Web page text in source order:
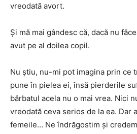
vreodată avort.
Și mă mai gândesc că, dacă nu
avut pe al doilea copil.
Nu ştiu, nu-mi pot imagina prin ce
pune în pielea ei, însă pierderile
bărbatul acela nu o mai vrea. Nici
vreodată ceva serios de la ea. Dar
femeile… Ne îndrăgostim şi